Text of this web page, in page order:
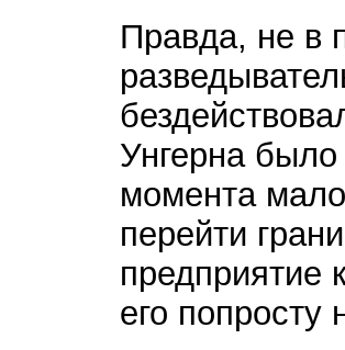
Правда, не в
Унгерна
момента
перейти
предприятие
его попросту